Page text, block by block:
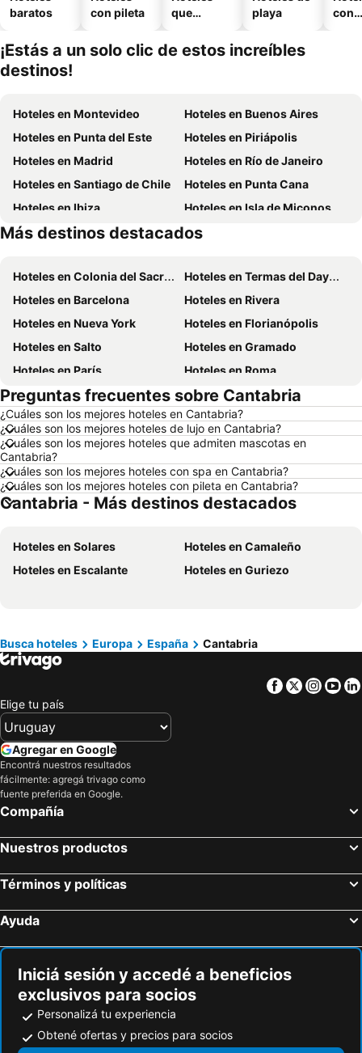
baratos
con pileta
que
mascotas
playa
con
¡Estás a un solo clic de estos increíbles
destinos!
Hoteles en Montevideo
Hoteles en Buenos Aires
Hoteles en Punta del Este
Hoteles en Piriápolis
Hoteles en Madrid
Hoteles en Río de Janeiro
Hoteles en Santiago de Chile
Hoteles en Punta Cana
Hoteles en Ibiza
Hoteles en Isla de Miconos
Hoteles en Aruba
Hoteles en Brasil
Más destinos destacados
Hoteles en Colonia del Sacramento
Hoteles en Termas del Dayman
Hoteles en Barcelona
Hoteles en Rivera
Hoteles en Nueva York
Hoteles en Florianópolis
Hoteles en Salto
Hoteles en Gramado
Hoteles en París
Hoteles en Roma
Hoteles en Paysandú
Hoteles en San Carlos de Bariloche
Hoteles en Chuy
Hoteles en Maceió
Hoteles en Conil de la Frontera
Hoteles en Ámsterdam
Hoteles en Foz de Iguazú
Hoteles en Maragogi
Hoteles en Punta del Diablo
Hoteles en Nueva York
Hoteles en Maldonado
Hoteles en Uruguay
Hoteles en República Dominicana
Hoteles en Colombia
Hoteles en Lanzarote
Hoteles en Alaska
Hoteles en Curazao
Preguntas frecuentes sobre Cantabria
¿Cuáles son los mejores hoteles en Cantabria?
¿Cuáles son los mejores hoteles de lujo en Cantabria?
¿Cuáles son los mejores hoteles que admiten mascotas en
Cantabria?
¿Cuáles son los mejores hoteles con spa en Cantabria?
¿Cuáles son los mejores hoteles con pileta en Cantabria?
Cantabria - Más destinos destacados
Hoteles en Solares
Hoteles en Camaleño
Hoteles en Escalante
Hoteles en Guriezo
Busca hoteles Europa España Cantabria
Facebook
Twitter
Elige tu país
Agregar en Google
Encontrá nuestros resultados
fácilmente: agregá trivago como
fuente preferida en Google.
Compañía
Nuestros productos
Términos y políticas
Ayuda
Iniciá sesión y accedé a beneficios
exclusivos para socios
Personalizá tu experiencia
Obtené ofertas y precios para socios